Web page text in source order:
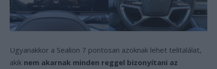
Ugyanakkor a Sealion 7 pontosan azoknak lehet telitalálat,
akik nem akarnak minden reggel bizonyítani az